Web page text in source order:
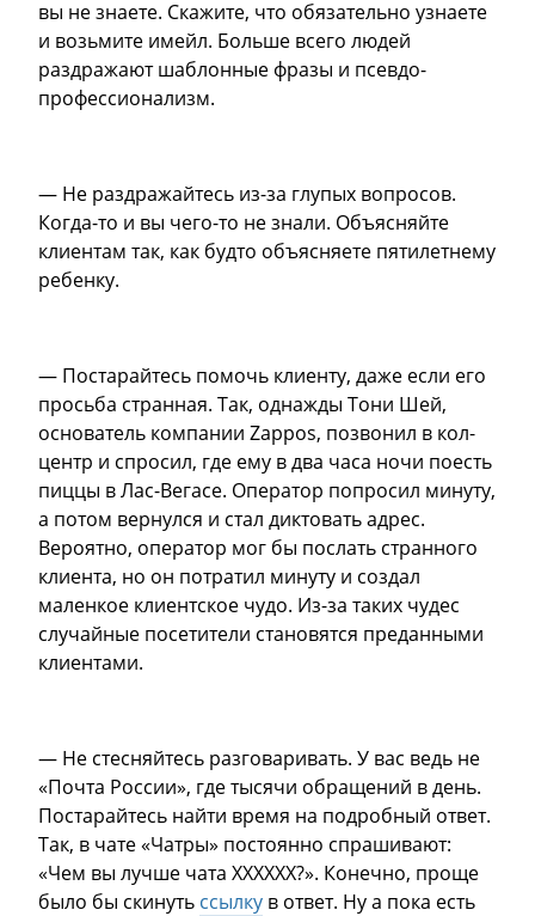
вы не знаете. Скажите, что обязательно узнаете
и возьмите имейл. Больше всего людей
раздражают шаблонные фразы и псевдо-
профессионализм.
— Не раздражайтесь из-за глупых вопросов.
Когда-то и вы чего-то не знали. Объясняйте
клиентам так, как будто объясняете пятилетнему
ребенку.
— Постарайтесь помочь клиенту, даже если его
просьба странная. Так, однажды Тони Шей,
основатель компании Zappos, позвонил в кол-
центр и спросил, где ему в два часа ночи поесть
пиццы в Лас-Вегасе. Оператор попросил минуту,
а потом вернулся и стал диктовать адрес.
Вероятно, оператор мог бы послать странного
клиента, но он потратил минуту и создал
маленкое клиентское чудо. Из-за таких чудес
случайные посетители становятся преданными
клиентами.
— Не стесняйтесь разговаривать. У вас ведь не
«Почта России», где тысячи обращений в день.
Постарайтесь найти время на подробный ответ.
Так, в чате «Чатры» постоянно спрашивают:
«Чем вы лучше чата XXXXXX?». Конечно, проще
было бы скинуть ссылку в ответ. Ну а пока есть